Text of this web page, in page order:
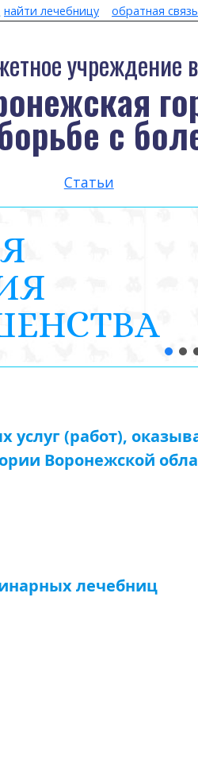
найти лечебницу обратная связь
учреждение
с
Статьи
услуг (работ),
Воронежской
лечебниц